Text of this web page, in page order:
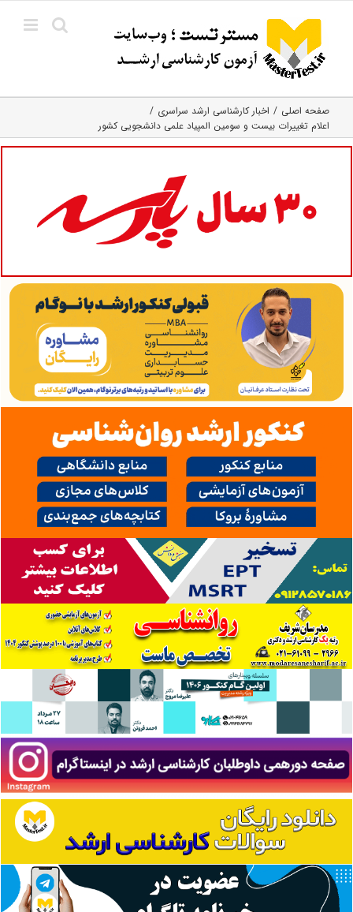
content
صفحه اصلی
اخبار کارشناسی ارشد سراسری
اعلام تغییرات بیست و سومین المپیاد علمی دانشجویی کشور